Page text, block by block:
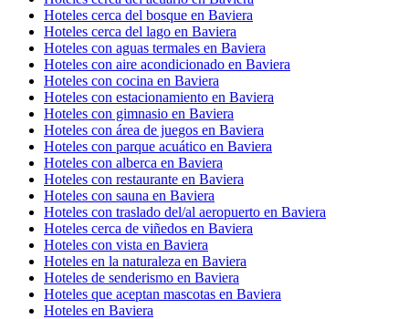
Hoteles cerca del bosque en Baviera
Hoteles cerca del lago en Baviera
Hoteles con aguas termales en Baviera
Hoteles con aire acondicionado en Baviera
Hoteles con cocina en Baviera
Hoteles con estacionamiento en Baviera
Hoteles con gimnasio en Baviera
Hoteles con área de juegos en Baviera
Hoteles con parque acuático en Baviera
Hoteles con alberca en Baviera
Hoteles con restaurante en Baviera
Hoteles con sauna en Baviera
Hoteles con traslado del/al aeropuerto en Baviera
Hoteles cerca de viñedos en Baviera
Hoteles con vista en Baviera
Hoteles en la naturaleza en Baviera
Hoteles de senderismo en Baviera
Hoteles que aceptan mascotas en Baviera
Hoteles en Baviera